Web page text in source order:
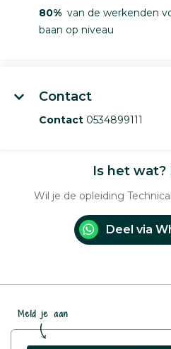
80% van de werkenden
baan op niveau
Contact
Contact 0534899111
Is het wat?
Wil je de opleiding
Deel via
Meld je aan